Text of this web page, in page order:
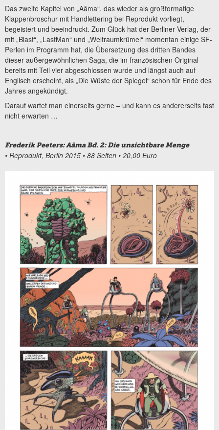
Das zweite Kapitel von „Aâma“, das wieder als großformatige
Klappenbroschur mit Handlettering bei Reprodukt vorliegt,
begeistert und beeindruckt. Zum Glück hat der Berliner Verlag, der
mit „Blast“, „LastMan“ und „Weltraumkrümel“ momentan einige SF-
Perlen im Programm hat, die Übersetzung des dritten Bandes
dieser außergewöhnlichen Saga, die im französischen Original
bereits mit Teil vier abgeschlossen wurde und längst auch auf
Englisch erscheint, als „Die Wüste der Spiegel“ schon für Ende des
Jahres angekündigt.
Darauf wartet man einerseits gerne – und kann es andererseits fast
nicht erwarten …
Frederik Peeters: AâmaBd. 2: Die unsichtbare Menge
• Reprodukt, Berlin 2015 • 88 Seiten • 20,00 Euro